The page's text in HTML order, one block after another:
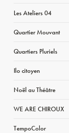
Les Ateliers 04
Quartier Mouvant
Quartiers Pluriels
Ilo citoyen
Noël au Théâtre
WE ARE CHIROUX
TempoColor